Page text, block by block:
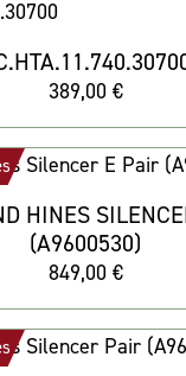
389,00 €
HINES
(A9600530)
849,00 €